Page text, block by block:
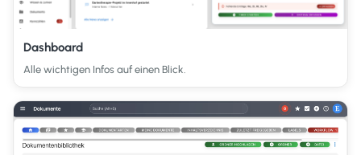
Dashboard
Alle wichtigen Infos auf einen Blick.